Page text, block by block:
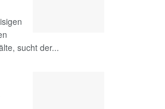
sucht der...